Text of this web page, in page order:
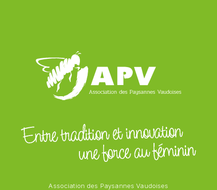
Association des Paysannes Vaudoises